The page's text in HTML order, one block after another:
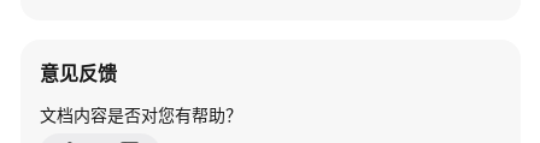
换
+AP
意见反馈
文档内容是否对您有帮助？